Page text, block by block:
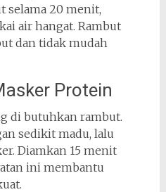
selama 20 menit,
air hangat. Rambut
dan tidak mudah
Protein
di butuhkan rambut.
sedikit madu, lalu
Diamkan 15 menit
ini membantu